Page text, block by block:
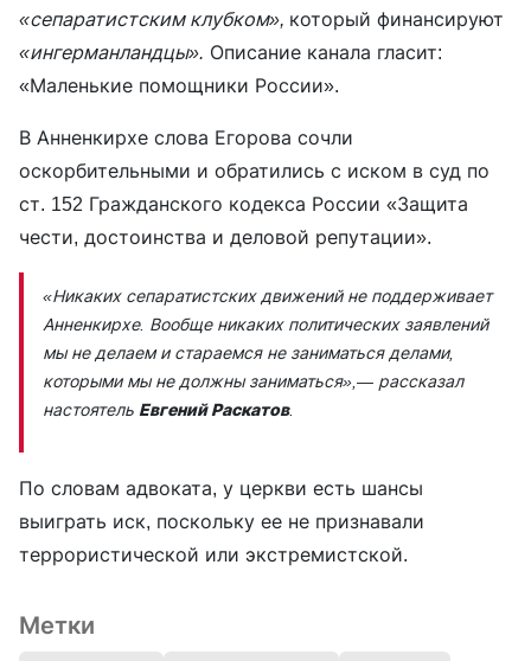
«сепаратистским клубком», который финансируют
«ингерманландцы». Описание канала гласит:
«Маленькие помощники России».
В Анненкирхе слова Егорова сочли
оскорбительными и обратились с иском в суд по
ст. 152 Гражданского кодекса России «Защита
чести, достоинства и деловой репутации».
«Никаких сепаратистских движений не поддерживает
Анненкирхе. Вообще никаких политических заявлений
мы не делаем и стараемся не заниматься делами,
которыми мы не должны заниматься» ,— рассказал
настоятель Евгений Раскатов.
По словам адвоката, у церкви есть шансы
выиграть иск, поскольку ее не признавали
террористической или экстремистской.
Метки